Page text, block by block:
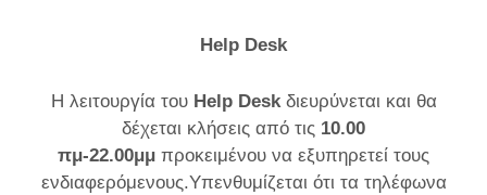
Help Desk
Η λειτουργία του Help Desk διευρύνεται και θα
δέχεται κλήσεις από τις 10.00
πμ-22.00μμ προκειμένου να εξυπηρετεί τους
ενδιαφερόμενους.Υπενθυμίζεται ότι τα τηλέφωνα